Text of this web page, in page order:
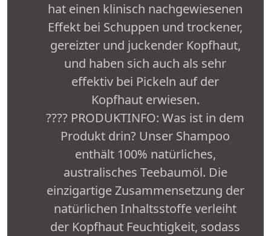
hat einen klinisch nachgewiesenen
Effekt bei Schuppen und trockener,
gereizter und juckender Kopfhaut,
und haben sich auch als sehr
effektiv bei Pickeln auf der
Kopfhaut erwiesen.
???? PRODUKTINFO: Was ist in dem
Produkt drin? Unser Shampoo
enthält 100% natürliches,
australisches Teebaumöl. Die
einzigartige Zusammensetzung der
natürlichen Inhaltsstoffe verleiht
der Kopfhaut Feuchtigkeit, sodass